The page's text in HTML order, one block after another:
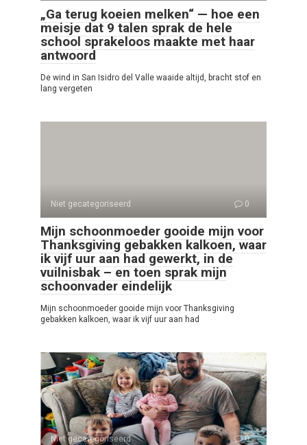
„Ga terug koeien melken“ — hoe een
meisje dat 9 talen sprak de hele
school sprakeloos maakte met haar
antwoord
De wind in San Isidro del Valle waaide altijd, bracht stof en
lang vergeten
Niet gecategoriseerd 0
Mijn schoonmoeder gooide mijn voor
Thanksgiving gebakken kalkoen, waar
ik vijf uur aan had gewerkt, in de
vuilnisbak – en toen sprak mijn
schoonvader eindelijk
Mijn schoonmoeder gooide mijn voor Thanksgiving
gebakken kalkoen, waar ik vijf uur aan had
Niet gecategoriseerd 0